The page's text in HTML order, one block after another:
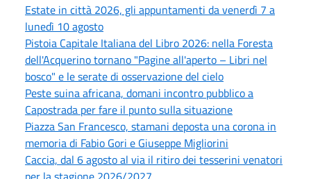
Estate in città 2026, gli appuntamenti da venerdì 7 a
lunedì 10 agosto
Pistoia Capitale Italiana del Libro 2026: nella Foresta
dell'Acquerino tornano "Pagine all'aperto – Libri nel
bosco" e le serate di osservazione del cielo
Peste suina africana, domani incontro pubblico a
Capostrada per fare il punto sulla situazione
Piazza San Francesco, stamani deposta una corona in
memoria di Fabio Gori e Giuseppe Migliorini
Caccia, dal 6 agosto al via il ritiro dei tesserini venatori